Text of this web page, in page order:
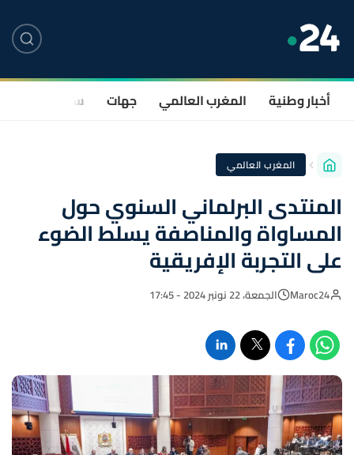
أخبار وطنية المغرب العالمي جهات سياسة
المغرب العالمي
المنتدى البرلماني السنوي حول
المساواة والمناصفة يسلط الضوء
على التجربة الإفريقية
Maroc24 الجمعة، 22 نونبر 2024 - 17:45